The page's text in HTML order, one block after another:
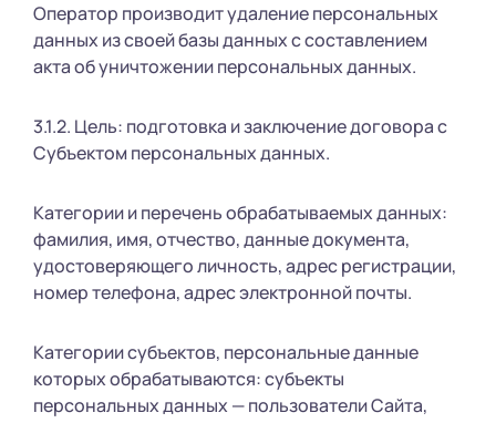
Оператор производит удаление персональных
данных из своей базы данных с составлением
акта об уничтожении персональных данных.
3.1.2. Цель: подготовка и заключение договора с
Субъектом персональных данных.
Категории и перечень обрабатываемых данных:
фамилия, имя, отчество, данные документа,
удостоверяющего личность, адрес регистрации,
номер телефона, адрес электронной почты.
Категории субъектов, персональные данные
которых обрабатываются: субъекты
персональных данных — пользователи Сайта,